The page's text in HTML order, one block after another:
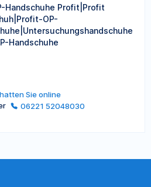
Handschuhe Profit|Profit
OP-
Handschuhe
Sie online
06221 52048030